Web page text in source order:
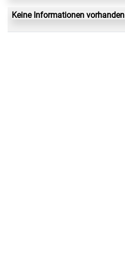
Keine Informationen vorhanden